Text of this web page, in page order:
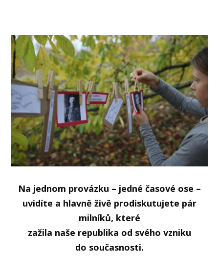
Na jednom provázku – jedné časové ose –
uvidíte a hlavně živě prodiskutujete pár
milníků, které
zažila naše republika od svého vzniku
do současnosti.